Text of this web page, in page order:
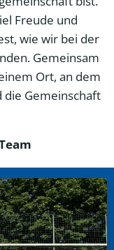
Freude und
wie wir bei der
Gemeinsam
Ort, an dem
Gemeinschaft